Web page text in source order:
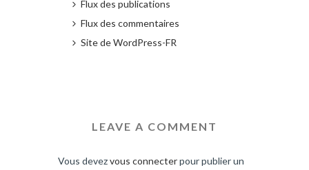
Flux des publications
Flux des commentaires
Site de WordPress-FR
LEAVE A COMMENT
Vous devezvous connecterpour publier un